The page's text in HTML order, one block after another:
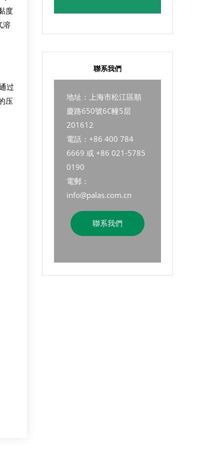
度
溶
过
压
聯系我們
地址：上海市松江區順
慶路650號6C幢5层
201612
電話：+86 400 784
6669 或 +86 021-5785
0190
電郵：
info@palas.com.cn
聯系我們